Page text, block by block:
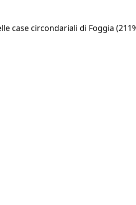
case circondariali di Foggia